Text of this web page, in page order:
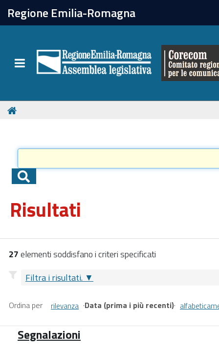
Regione Emilia-Romagna
Toggle navigation
chiudi
Le attività
Risultati
27elementi soddisfano i criteri specificati
Filtra i risultati.
Ordina per rilevanza ·Data (prima i più recenti)·
Segnalazioni